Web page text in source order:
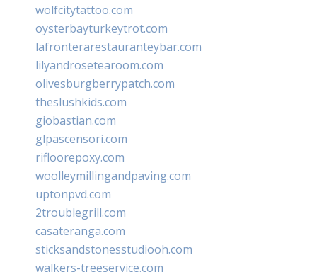
wolfcitytattoo.com
oysterbayturkeytrot.com
lafronterarestauranteybar.com
lilyandrosetearoom.com
olivesburgberrypatch.com
theslushkids.com
giobastian.com
glpascensori.com
rifloorepoxy.com
woolleymillingandpaving.com
uptonpvd.com
2troublegrill.com
casateranga.com
sticksandstonesstudiooh.com
walkers-treeservice.com